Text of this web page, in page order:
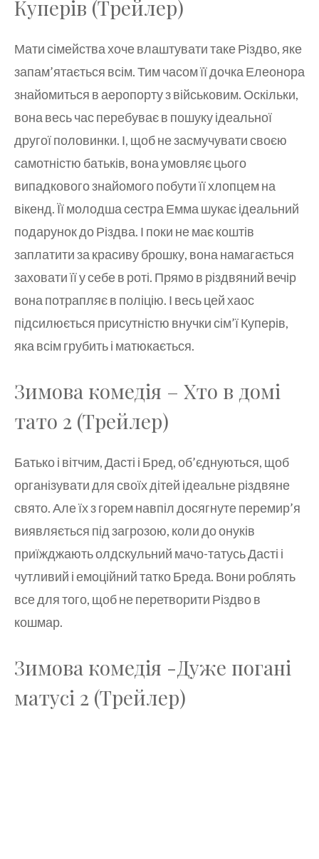
Куперів (Трейлер)
Мати сімейства хоче влаштувати таке Різдво, яке
запам’ятається всім. Тим часом її дочка Елеонора
знайомиться в аеропорту з військовим. Оскільки,
вона весь час перебуває в пошуку ідеальної
другої половинки. І, щоб не засмучувати своєю
самотністю батьків, вона умовляє цього
випадкового знайомого побути її хлопцем на
вікенд. Її молодша сестра Емма шукає ідеальний
подарунок до Різдва. І поки не має коштів
заплатити за красиву брошку, вона намагається
заховати її у себе в роті. Прямо в різдвяний вечір
вона потрапляє в поліцію. І весь цей хаос
підсилюється присутністю внучки сім’ї Куперів,
яка всім грубить і матюкається.
Зимова комедія – Хто в домі
тато 2 (Трейлер)
Батько і вітчим, Дасті і Бред, об’єднуються, щоб
організувати для своїх дітей ідеальне різдвяне
свято. Але їх з горем навпіл досягнуте перемир’я
виявляється під загрозою, коли до онуків
приїжджають олдскульний мачо-татусь Дасті і
чутливий і емоційний татко Бреда. Вони роблять
все для того, щоб не перетворити Різдво в
кошмар.
Зимова комедія -Дуже погані
матусі 2 (Трейлер)